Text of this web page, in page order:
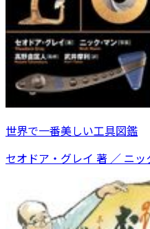
世界で一番美しい工具図鑑
セオドア・グレイ 著 ／ ニ